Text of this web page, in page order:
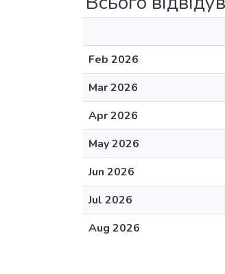
Feb 2026
Mar 2026
Apr 2026
May 2026
Jun 2026
Jul 2026
Aug 2026